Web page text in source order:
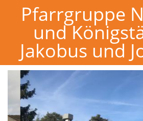
Pfarrgruppe
und
Jakobus und